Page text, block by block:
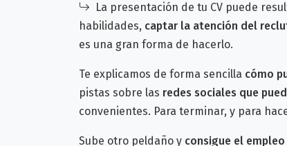
La presentación de tu CV puede
habilidades, captar la atención del
es una gran forma de hacerlo.
Te explicamos de forma sencilla cómo
pistas sobre las redes sociales que
convenientes. Para terminar, y para
Sube otro peldaño y consigue el